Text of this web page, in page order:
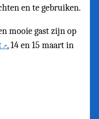
en te gebruiken.
mooie gast zijn op
, 14 en 15 maart in